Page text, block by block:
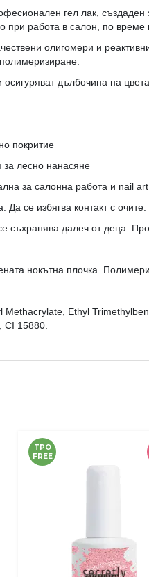
гел лак, създаден
при работа в салон, по
олигомери и
дълбочина на
покритие
за лесно нанасяне
за салонна работа и nail art
се избягва контакт с
съхранява далеч от деца.
нокътна плочка.
Methacrylate, Ethyl
CI 15880.
TPO
FREE